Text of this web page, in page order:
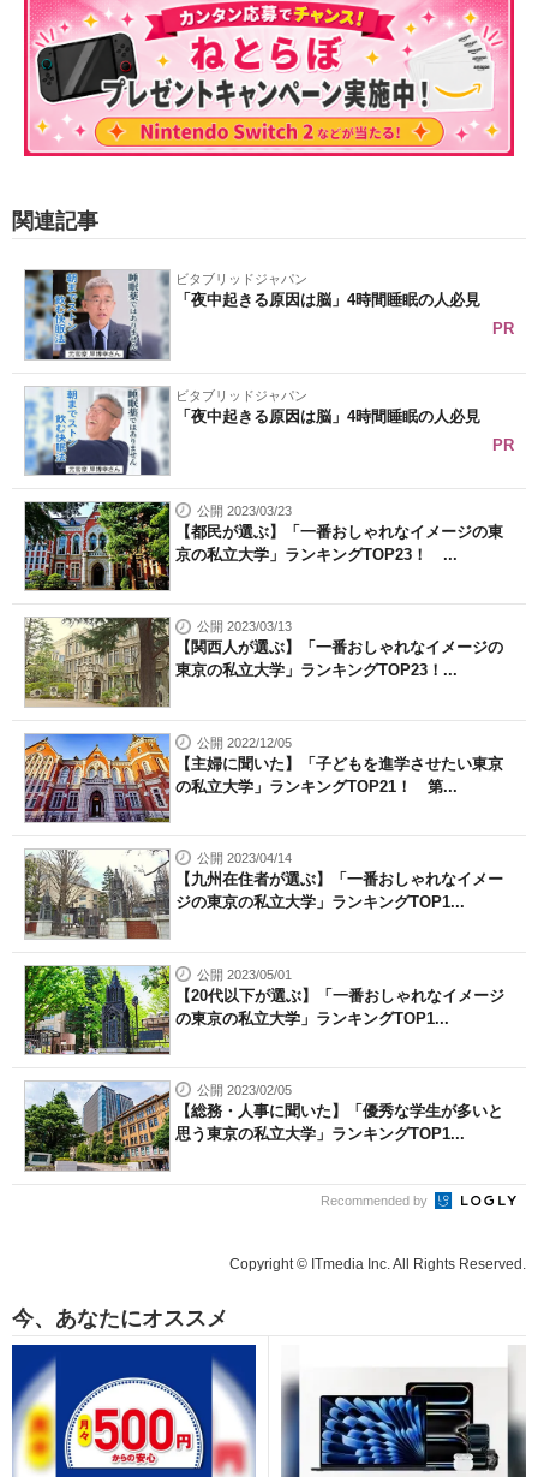
関連記事
ビタブリッドジャパン
「夜中起きる原因は脳」4時間睡眠の人必見
PR
ビタブリッドジャパン
「夜中起きる原因は脳」4時間睡眠の人必見
PR
公開 2023/03/23
【都民が選ぶ】「一番おしゃれなイメージの東
京の私立大学」ランキングTOP23！ ...
公開 2023/03/13
【関西人が選ぶ】「一番おしゃれなイメージの
東京の私立大学」ランキングTOP23！...
公開 2022/12/05
【主婦に聞いた】「子どもを進学させたい東京
の私立大学」ランキングTOP21！ 第...
公開 2023/04/14
【九州在住者が選ぶ】「一番おしゃれなイメー
ジの東京の私立大学」ランキングTOP1...
公開 2023/05/01
【20代以下が選ぶ】「一番おしゃれなイメージ
の東京の私立大学」ランキングTOP1...
公開 2023/02/05
【総務・人事に聞いた】「優秀な学生が多いと
思う東京の私立大学」ランキングTOP1...
Recommended by
Copyright © ITmedia Inc. All Rights Reserved.
今、あなたにオススメ